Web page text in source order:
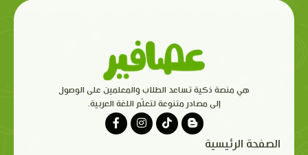
هي منصة ذكية تساعد الطلاب والمعلمين على الوصول
إلى مصادر متنوعة لتعلّم اللغة العربية.
الصفحة الرئيسية